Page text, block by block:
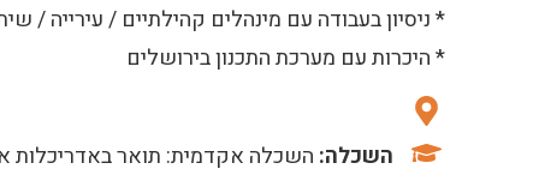
* ניסיון בעבודה עם מינהלים קהילתיים / עירייה /
* היכרות עם מערכת התכנון בירושלים
השכלה: השכלה אקדמית: תואר באדריכלות